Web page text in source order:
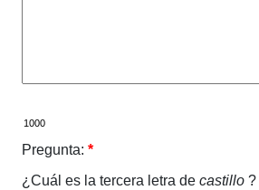
Pregunta: *
¿Cuál es la tercera letra de castillo ?